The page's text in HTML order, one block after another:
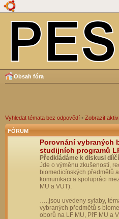
Obsah fóra
Vyhledat témata bez odpovědí • Zobrazit
FÓRUM
Porovnání vybraných
studijních programů
Předkládáme k diskusi
Jde o výměnu zkušeností,
biomedicínských předmětů
komunikaci a spolupráci
MU a VUT).
…..jsou uvedeny sylaby,
vybraných předmětů s
oborů na LF MU, PřF MU a